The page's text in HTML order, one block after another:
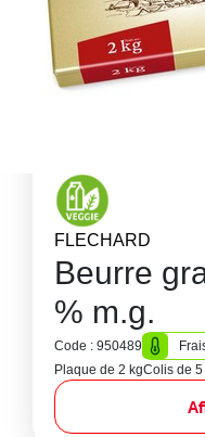
FLECHARD
Beurre
% m.g.
Code : 950489
Plaque de 2 kgColis de